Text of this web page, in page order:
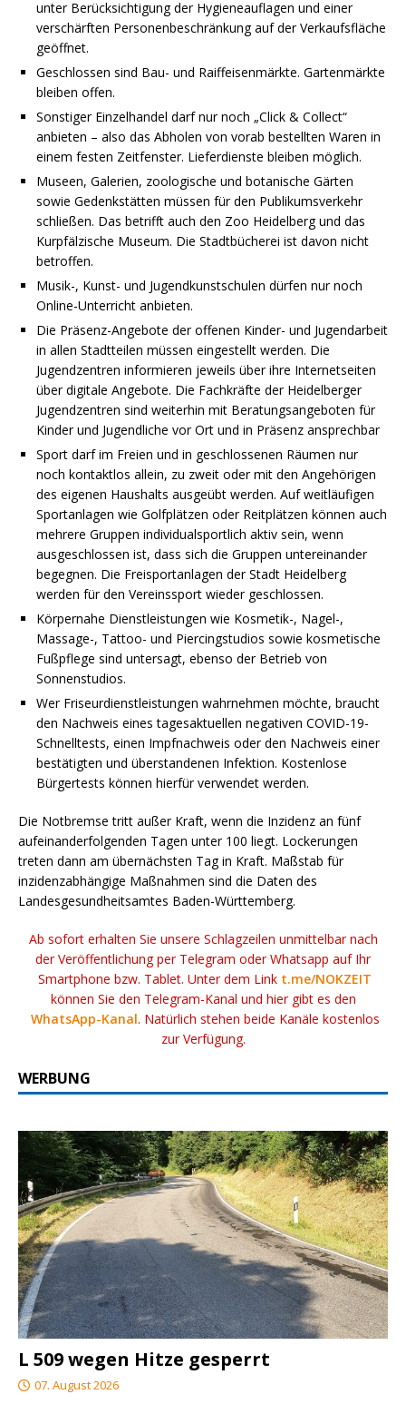
unter Berücksichtigung der Hygieneauflagen und einer
verschärften Personenbeschränkung auf der Verkaufsfläche
geöffnet.
Geschlossen sind Bau- und Raiffeisenmärkte. Gartenmärkte
bleiben offen.
Sonstiger Einzelhandel darf nur noch „Click & Collect“
anbieten – also das Abholen von vorab bestellten Waren in
einem festen Zeitfenster. Lieferdienste bleiben möglich.
Museen, Galerien, zoologische und botanische Gärten
sowie Gedenkstätten müssen für den Publikumsverkehr
schließen. Das betrifft auch den Zoo Heidelberg und das
Kurpfälzische Museum. Die Stadtbücherei ist davon nicht
betroffen.
Musik-, Kunst- und Jugendkunstschulen dürfen nur noch
Online-Unterricht anbieten.
Die Präsenz-Angebote der offenen Kinder- und Jugendarbeit
in allen Stadtteilen müssen eingestellt werden. Die
Jugendzentren informieren jeweils über ihre Internetseiten
über digitale Angebote. Die Fachkräfte der Heidelberger
Jugendzentren sind weiterhin mit Beratungsangeboten für
Kinder und Jugendliche vor Ort und in Präsenz ansprechbar
Sport darf im Freien und in geschlossenen Räumen nur
noch kontaktlos allein, zu zweit oder mit den Angehörigen
des eigenen Haushalts ausgeübt werden. Auf weitläufigen
Sportanlagen wie Golfplätzen oder Reitplätzen können auch
mehrere Gruppen individualsportlich aktiv sein, wenn
ausgeschlossen ist, dass sich die Gruppen untereinander
begegnen. Die Freisportanlagen der Stadt Heidelberg
werden für den Vereinssport wieder geschlossen.
Körpernahe Dienstleistungen wie Kosmetik-, Nagel-,
Massage-, Tattoo- und Piercingstudios sowie kosmetische
Fußpflege sind untersagt, ebenso der Betrieb von
Sonnenstudios.
Wer Friseurdienstleistungen wahrnehmen möchte, braucht
den Nachweis eines tagesaktuellen negativen COVID-19-
Schnelltests, einen Impfnachweis oder den Nachweis einer
bestätigten und überstandenen Infektion. Kostenlose
Bürgertests können hierfür verwendet werden.
Die Notbremse tritt außer Kraft, wenn die Inzidenz an fünf
aufeinanderfolgenden Tagen unter 100 liegt. Lockerungen
treten dann am übernächsten Tag in Kraft. Maßstab für
inzidenzabhängige Maßnahmen sind die Daten des
Landesgesundheitsamtes Baden-Württemberg.
Ab sofort erhalten Sie unsere Schlagzeilen unmittelbar nach
der Veröffentlichung per Telegram oder Whatsapp auf Ihr
Smartphone bzw. Tablet. Unter dem Link t.me/NOKZEIT
können Sie den Telegram-Kanal und hier gibt es den
WhatsApp-Kanal. Natürlich stehen beide Kanäle kostenlos
zur Verfügung.
WERBUNG
L 509 wegen Hitze gesperrt
07. August 2026